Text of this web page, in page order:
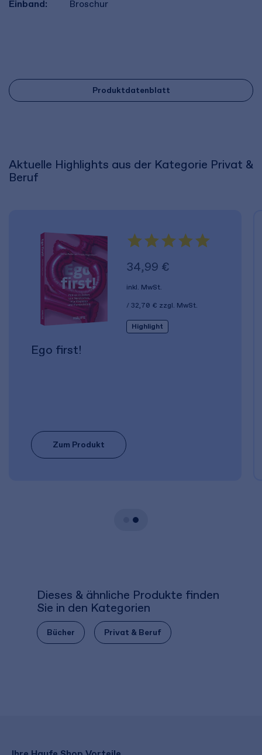
Einband: Broschur
Produktdatenblatt
Aktuelle Highlights aus der Kategorie Privat &
Beruf
34,99 €
inkl. MwSt.
32,70 € zzgl. MwSt.
Highlight
Ego first!
Zum Produkt
Dieses & ähnliche Produkte finden
Sie in den Kategorien
Bücher Privat & Beruf